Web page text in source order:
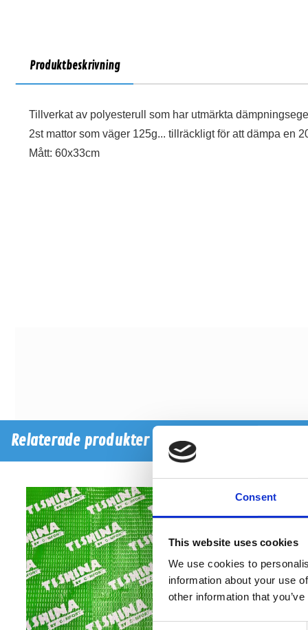
Consent
This website uses cookies
We use cookies to
information about your use
other information that
Produktbeskrivning
Tillverkat av polyesterull som har utmärkta
2st mattor som väger 125g... tillräckligt för att dämpa en
Mått: 60x33cm
Relaterade produkter